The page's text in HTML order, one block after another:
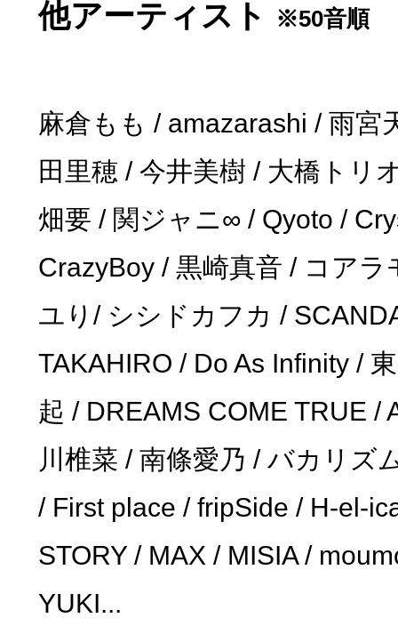
他アーティスト ※50音順
麻倉もも / amazarashi / 雨宮
田里穂 / 今井美樹 / 大橋トリ
畑要 / 関ジャニ∞ / Qyoto /
CrazyBoy / 黒崎真音 / コアラ
ユり/ シシドカフカ /
TAKAHIRO / Do As Infinity /
起 / DREAMS COME TRUE /
川椎菜 / 南條愛乃 / バカリズ
/ First place / fripSide / H-el-
STORY / MAX / MISIA /
YUKI...